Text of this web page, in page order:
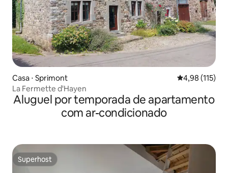
Casa ⋅ Sprimont 4,98 de uma
4,98 (115)
La Fermette d'Hayen
Aluguel por temporada de apartamento
com ar-condicionado
Superhost
Superhost